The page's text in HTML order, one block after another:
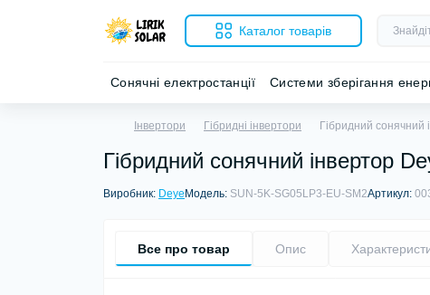
Каталог товарів
Сонячні електростанції Системи зберігання
Інвертори Гібридні інвертори Гібридний
Гібридний сонячний інвертор
Виробник: Deye Модель: SUN-5K-SG05LP3-EU-SM2Артикул:
Все про товар Опис